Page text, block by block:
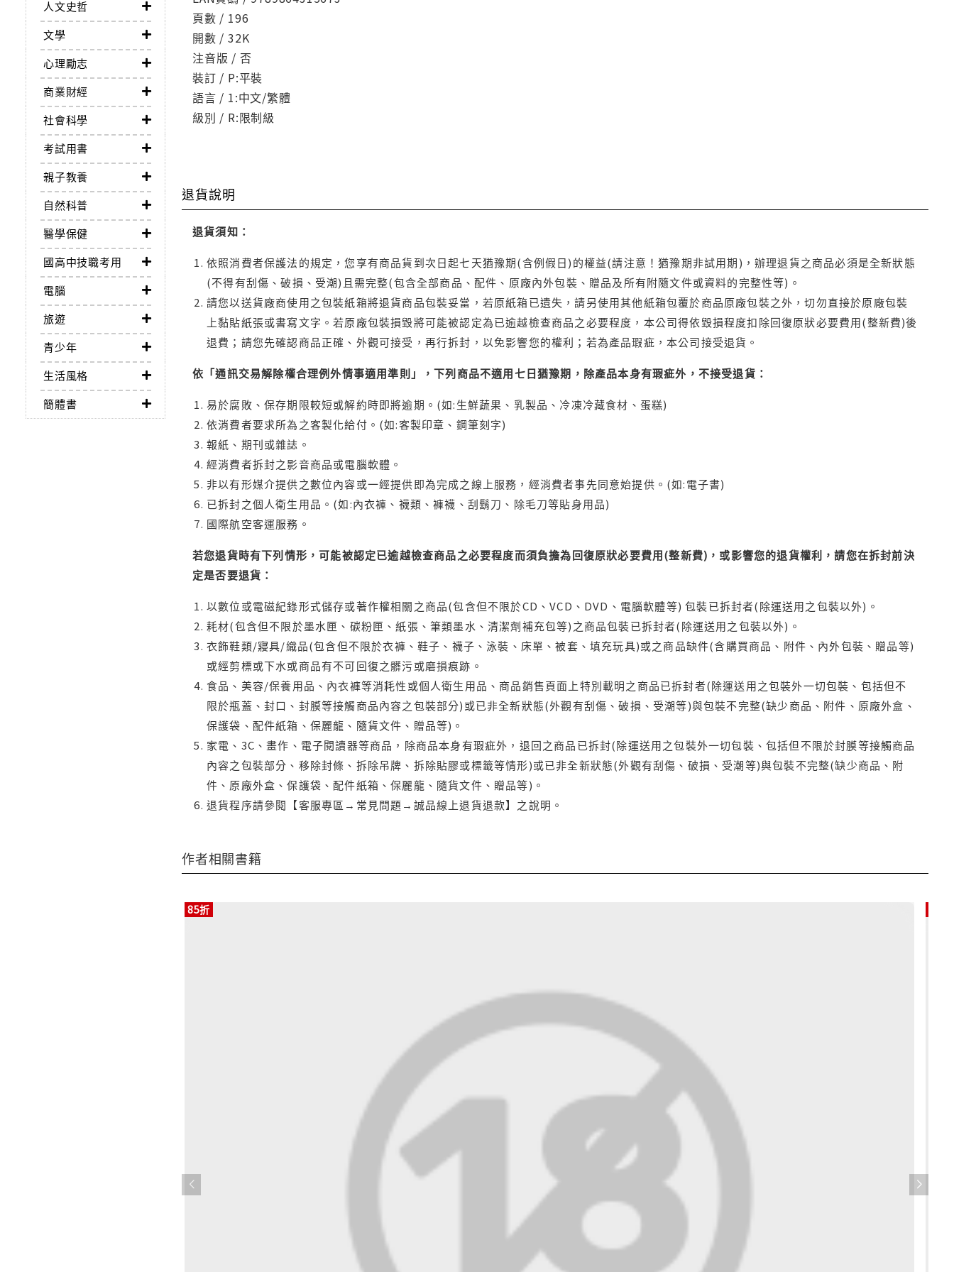
人文史哲
文學
心理勵志
商業財經
社會科學
考試用書
親子教養
自然科普
醫學保健
國高中技職考用
電腦
旅遊
青少年
生活風格
簡體書
頁數 / 196
開數 / 32K
注音版 / 否
裝訂 / P:平裝
語言 / 1:中文/繁體
級別 / R:限制級
退貨說明
退貨須知：
依照消費者保護法的規定，您享有商品貨到次日起七天猶豫期(含例假日)的權益(請注意！猶豫期非試用期)，辦理退貨之商品必須是全新狀態
(不得有刮傷、破損、受潮)且需完整(包含全部商品、配件、原廠內外包裝、贈品及所有附隨文件或資料的完整性等)。
請您以送貨廠商使用之包裝紙箱將退貨商品包裝妥當，若原紙箱已遺失，請另使用其他紙箱包覆於商品原廠包裝之外，切勿直接於原廠包裝
上黏貼紙張或書寫文字。若原廠包裝損毀將可能被認定為已逾越檢查商品之必要程度，本公司得依毀損程度扣除回復原狀必要費用(整新費)後
退費；請您先確認商品正確、外觀可接受，再行拆封，以免影響您的權利；若為產品瑕疵，本公司接受退貨。
依「通訊交易解除權合理例外情事適用準則」，下列商品不適用七日猶豫期，除產品本身有瑕疵外，不接受退貨：
易於腐敗、保存期限較短或解約時即將逾期。(如:生鮮蔬果、乳製品、冷凍冷藏食材、蛋糕)
依消費者要求所為之客製化給付。(如:客製印章、鋼筆刻字)
報紙、期刊或雜誌。
經消費者拆封之影音商品或電腦軟體。
非以有形媒介提供之數位內容或一經提供即為完成之線上服務，經消費者事先同意始提供。(如:電子書)
已拆封之個人衛生用品。(如:內衣褲、襪類、褲襪、刮鬍刀、除毛刀等貼身用品)
國際航空客運服務。
若您退貨時有下列情形，可能被認定已逾越檢查商品之必要程度而須負擔為回復原狀必要費用(整新費)，或影響您的退貨權利，請您在拆封前決
定是否要退貨：
以數位或電磁紀錄形式儲存或著作權相關之商品(包含但不限於CD、VCD、DVD、電腦軟體等) 包裝已拆封者(除運送用之包裝以外)。
耗材(包含但不限於墨水匣、碳粉匣、紙張、筆類墨水、清潔劑補充包等)之商品包裝已拆封者(除運送用之包裝以外)。
衣飾鞋類/寢具/織品(包含但不限於衣褲、鞋子、襪子、泳裝、床單、被套、填充玩具)或之商品缺件(含購買商品、附件、內外包裝、贈品等)
或經剪標或下水或商品有不可回復之髒污或磨損痕跡。
食品、美容/保養用品、內衣褲等消耗性或個人衛生用品、商品銷售頁面上特別載明之商品已拆封者(除運送用之包裝外一切包裝、包括但不
限於瓶蓋、封口、封膜等接觸商品內容之包裝部分)或已非全新狀態(外觀有刮傷、破損、受潮等)與包裝不完整(缺少商品、附件、原廠外盒、
保護袋、配件紙箱、保麗龍、隨貨文件、贈品等)。
家電、3C、畫作、電子閱讀器等商品，除商品本身有瑕疵外，退回之商品已拆封(除運送用之包裝外一切包裝、包括但不限於封膜等接觸商品
內容之包裝部分、移除封條、拆除吊牌、拆除貼膠或標籤等情形)或已非全新狀態(外觀有刮傷、破損、受潮等)與包裝不完整(缺少商品、附
件、原廠外盒、保護袋、配件紙箱、保麗龍、隨貨文件、贈品等)。
退貨程序請參閱【客服專區→常見問題→誠品線上退貨退款】之說明。
作者相關書籍
85折